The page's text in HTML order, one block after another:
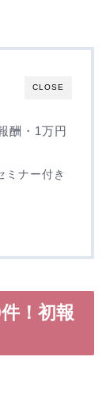
CLOSE
酬・1万円
ミナー付き
！初報